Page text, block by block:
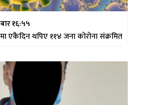
१६:५५
एकैदिन थपिए ११४ जना कोरोना संक्रमित